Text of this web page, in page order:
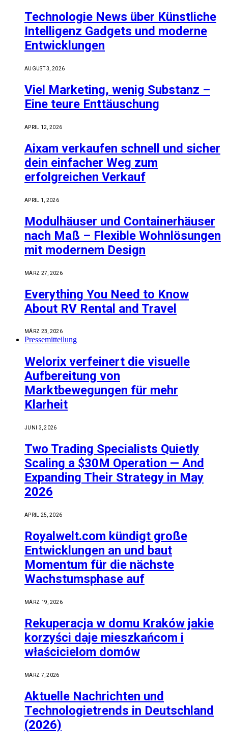
Technologie News über Künstliche
Intelligenz Gadgets und moderne
Entwicklungen
AUGUST 3, 2026
Viel Marketing, wenig Substanz –
Eine teure Enttäuschung
APRIL 12, 2026
Aixam verkaufen schnell und sicher
dein einfacher Weg zum
erfolgreichen Verkauf
APRIL 1, 2026
Modulhäuser und Containerhäuser
nach Maß – Flexible Wohnlösungen
mit modernem Design
MÄRZ 27, 2026
Everything You Need to Know
About RV Rental and Travel
MÄRZ 23, 2026
Pressemitteilung
Welorix verfeinert die visuelle
Aufbereitung von
Marktbewegungen für mehr
Klarheit
JUNI 3, 2026
Two Trading Specialists Quietly
Scaling a $30M Operation — And
Expanding Their Strategy in May
2026
APRIL 25, 2026
Royalwelt.com kündigt große
Entwicklungen an und baut
Momentum für die nächste
Wachstumsphase auf
MÄRZ 19, 2026
Rekuperacja w domu Kraków jakie
korzyści daje mieszkańcom i
właścicielom domów
MÄRZ 7, 2026
Aktuelle Nachrichten und
Technologietrends in Deutschland
(2026)